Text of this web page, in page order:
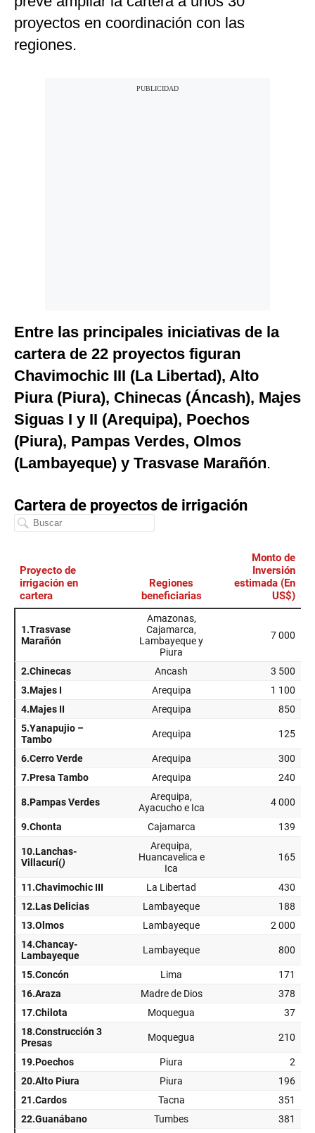
proyectos en coordinación con las
regiones.
Entre las principales iniciativas de la
cartera de 22 proyectos figuran
Chavimochic III (La Libertad), Alto
Piura (Piura), Chinecas (Áncash), Majes
Siguas I y II (Arequipa), Poechos
(Piura), Pampas Verdes, Olmos
(Lambayeque) y Trasvase Marañón.